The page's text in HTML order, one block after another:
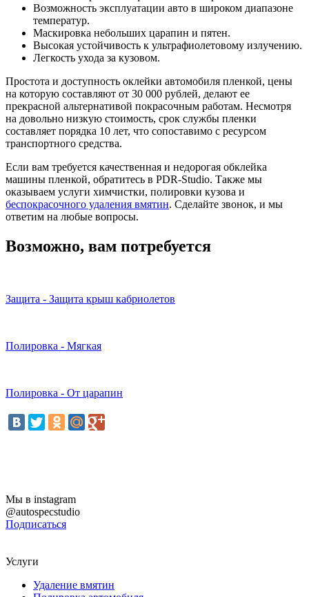
Возможность эксплуатации авто в широком диапазоне
температур.
Маскировка небольших царапин и пятен.
Высокая устойчивость к ультрафиолетовому излучению.
Легкость ухода за кузовом.
Простота и доступность оклейки автомобиля пленкой, цены
на которую составляют от 30 000 рублей, делают ее
прекрасной альтернативой покрасочным работам. Несмотря
на довольно низкую стоимость, срок службы пленки
составляет порядка 10 лет, что сопоставимо с ресурсом
транспортного средства.
Если вам требуется качественная и недорогая обклейка
машины пленкой, обратитесь в PDR-Studio. Также мы
оказываем услуги химчистки, полировки кузова и
беспокрасочного удаления вмятин. Сделайте звонок, и мы
ответим на любые вопросы.
Возможно, вам потребуется
Защита - Защита крыш кабриолетов
Полировка - Мягкая
Полировка - От царапин
Мы в instagram
@autospecstudio
Подписаться
Услуги
Удаление вмятин